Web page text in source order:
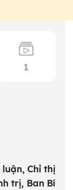
1
Chỉ thị
trị, Ban Bí